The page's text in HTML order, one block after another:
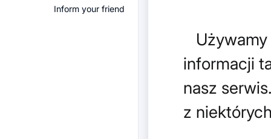
Inform your friend
Używamy
informacji
nasz
z